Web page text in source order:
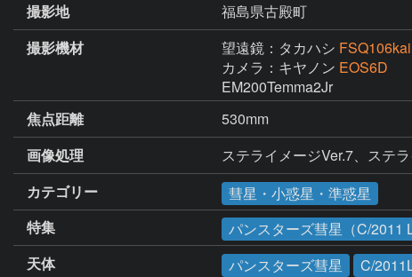
撮影地
福島県古殿町
撮影機材
望遠鏡：タカハシ FSQ106kai
カメラ：キヤノン EOS6D
EM200Temma2Jr
焦点距離
530mm
画像処理
ステライメージVer.7、ステ
カテゴリー
彗星・小惑星・準惑星
特集
パンスターズ彗星（C/2011
天体
パンスターズ彗星 C/